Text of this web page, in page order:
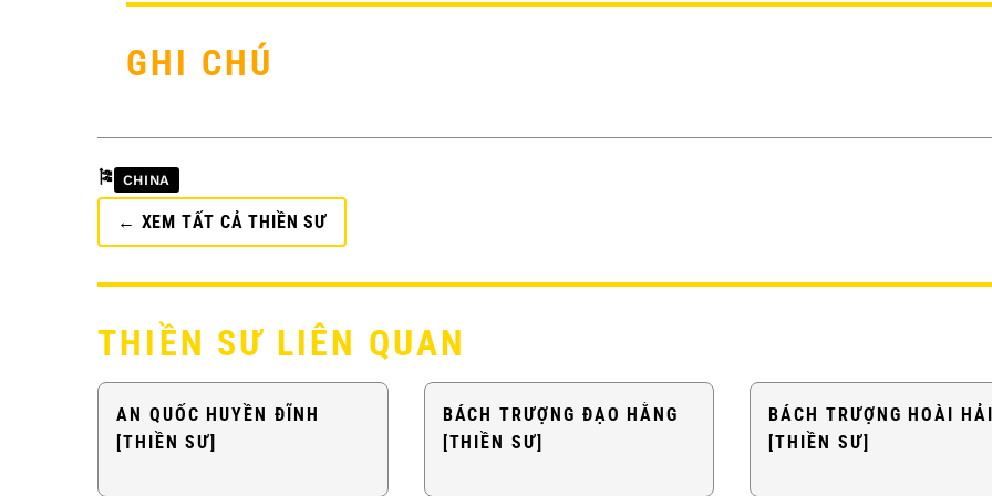
GHI CHÚ
🎏 CHINA
← XEM TẤT CẢ THIỀN SƯ
THIỀN SƯ LIÊN QUAN
AN QUỐC HUYỀN ĐĨNH
[THIỀN SƯ]
BÁCH TRƯỢNG ĐẠO HẰNG
[THIỀN SƯ]
BÁCH TRƯỢNG HOÀI
[THIỀN SƯ]